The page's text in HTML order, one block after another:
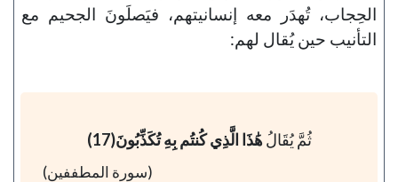
الحِجاب، تُهدَر معه إنسانيتهم، فيَصلَونَ الجحيم مع
التأنيب حين يُقال لهم:
ثُمَّ يُقَالُهَٰذَا الَّذِي كُنتُم بِهِ تُكَذِّبُونَ(17)
(سورة المطففين)